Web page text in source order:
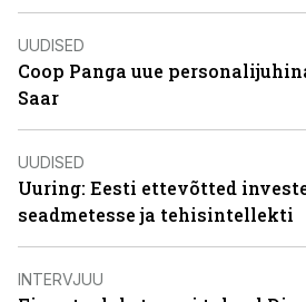
UUDISED
Coop Panga uue
Saar
UUDISED
Uuring: Eesti ettevõtted
seadmetesse ja tehisintellekti
INTERVJUU